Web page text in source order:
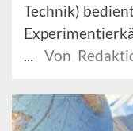
Technik)
Von